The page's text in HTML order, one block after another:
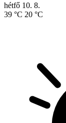
hétfő 10. 8.
39 °C 20 °C